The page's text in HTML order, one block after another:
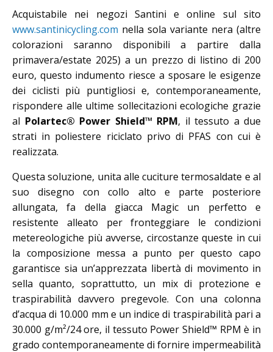
Acquistabile nei negozi Santini e online sul sito
www.santinicycling.com nella sola variante nera (altre
colorazioni saranno disponibili a partire dalla
primavera/estate 2025) a un prezzo di listino di 200
euro, questo indumento riesce a sposare le esigenze
dei ciclisti più puntigliosi e, contemporaneamente,
rispondere alle ultime sollecitazioni ecologiche grazie
al Polartec® Power Shield™ RPM, il tessuto a due
strati in poliestere riciclato privo di PFAS con cui è
realizzata.
Questa soluzione, unita alle cuciture termosaldate e al
suo disegno con collo alto e parte posteriore
allungata, fa della giacca Magic un perfetto e
resistente alleato per fronteggiare le condizioni
metereologiche più avverse, circostanze queste in cui
la composizione messa a punto per questo capo
garantisce sia un’apprezzata libertà di movimento in
sella quanto, soprattutto, un mix di protezione e
traspirabilità davvero pregevole. Con una colonna
d’acqua di 10.000 mm e un indice di traspirabilità pari a
30.000 g/m²/24 ore, il tessuto Power Shield™ RPM è in
grado contemporaneamente di fornire impermeabilità